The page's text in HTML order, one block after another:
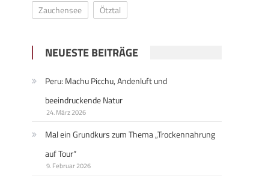
Zauchensee
Ötztal
NEUESTE BEITRÄGE
Peru: Machu Picchu, Andenluft und
beeindruckende Natur
24. März 2026
Mal ein Grundkurs zum Thema „Trockennahrung
auf Tour“
9. Februar 2026